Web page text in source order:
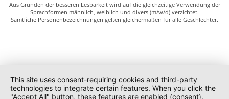
Aus Gründen der besseren Lesbarkeit wird auf die gleichzeitige Verwendung der
Sprachformen männlich, weiblich und divers (m/w/d) verzichtet.
Sämtliche Personenbezeichnungen gelten gleichermaßen für alle Geschlechter.
This site uses consent-requiring cookies and third-party
technologies to integrate certain features. When you click the
"Accept All" button, these features are enabled (consent).